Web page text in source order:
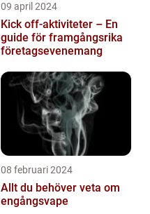
09 april 2024
Kick off-aktiviteter – En
guide för framgångsrika
företagsevenemang
08 februari 2024
Allt du behöver veta om
engångsvape